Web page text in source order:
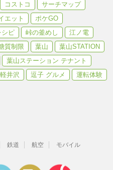
コストコ
サーチマップ
エット
ポケGO
シピ 峠の釜めし
江ノ電
質制限 葉山
葉山STATION
葉山ステーション テナント
軽井沢 逗子 グルメ
運転体験
鉄道 航空 モバイル